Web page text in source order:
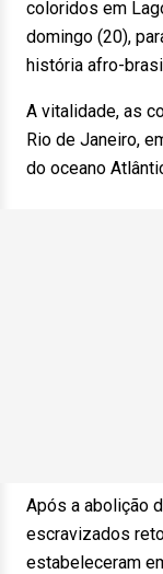
coloridos em
domingo (20),
história afro-
A vitalidade, as
Rio de Janeiro,
do oceano
Após a abolição
escravizados
estabeleceram